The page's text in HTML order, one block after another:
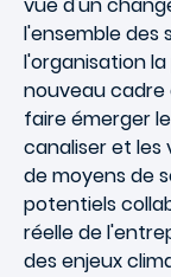
vue d'un
l'ensemble des
l'organisation
nouveau cadre
faire émerger
canaliser et les
de moyens de
potentiels
réelle de
des enjeux